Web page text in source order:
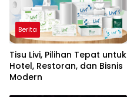
Berita
Tisu Livi, Pilihan Tepat untuk
Hotel, Restoran, dan Bisnis
Modern